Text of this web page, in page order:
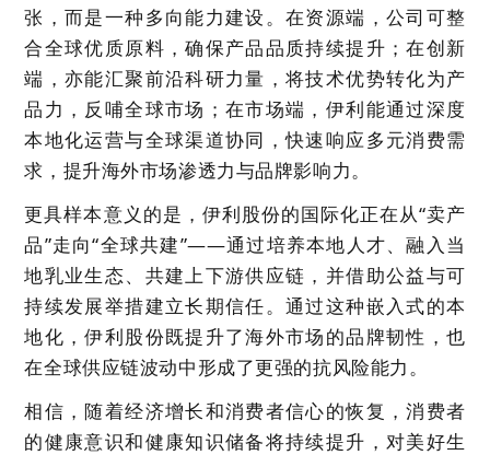
张，而是一种多向能力建设。在资源端，公司可整
合全球优质原料，确保产品品质持续提升；在创新
端，亦能汇聚前沿科研力量，将技术优势转化为产
品力，反哺全球市场；在市场端，伊利能通过深度
本地化运营与全球渠道协同，快速响应多元消费需
求，提升海外市场渗透力与品牌影响力。
更具样本意义的是，伊利股份的国际化正在从“卖产
品”走向“全球共建”——通过培养本地人才、融入当
地乳业生态、共建上下游供应链，并借助公益与可
持续发展举措建立长期信任。通过这种嵌入式的本
地化，伊利股份既提升了海外市场的品牌韧性，也
在全球供应链波动中形成了更强的抗风险能力。
相信，随着经济增长和消费者信心的恢复，消费者
的健康意识和健康知识储备将持续提升，对美好生